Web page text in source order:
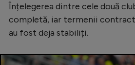
JO 2024
Înțelegerea dintre cele două
completă, iar termenii
au fost deja stabiliți.